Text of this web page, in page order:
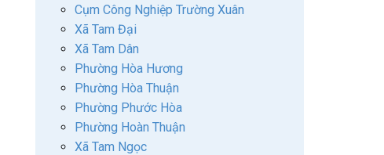
Cụm Công Nghiệp Trường Xuân
Xã Tam Đại
Xã Tam Dân
Phường Hòa Hương
Phường Hòa Thuận
Phường Phước Hòa
Phường Hoàn Thuận
Xã Tam Ngọc